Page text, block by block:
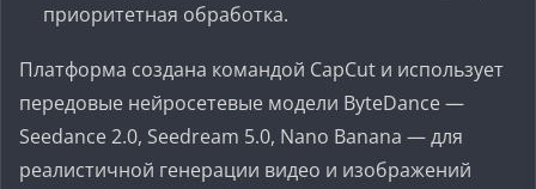
приоритетная обработка.
Платформа создана командой CapCut и использует
передовые нейросетевые модели ByteDance —
Seedance 2.0, Seedream 5.0, Nano Banana — для
реалистичной генерации видео и изображений